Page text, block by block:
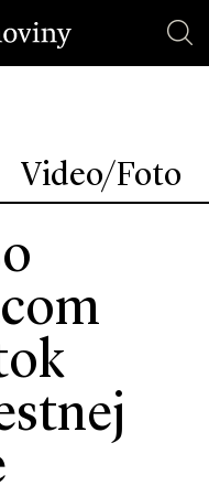
Video/Foto